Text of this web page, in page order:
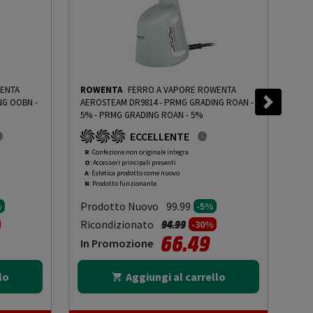
OOBN -
da
ROWENTA FERRO A VAPORE ROWENTA
AEROSTEAM DR9814 - PRMG GRADING ROAN -
5%- PRMG GRADING ROAN - 5%
ECCELLENTE
R: Confezione non originale integra
O: Accessori principali presenti
A: Estetica prodotto come nuovo
N: Prodotto funzionante
Prodotto Nuovo 99.99 -5%
Ricondizionato Prezzo ridotto da
94.99a-30%
In Promozione 66.49
Aggiungi al carrello